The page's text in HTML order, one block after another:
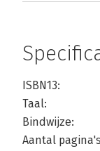
ISBN13:
Taal:
Bindwijze:
Aantal